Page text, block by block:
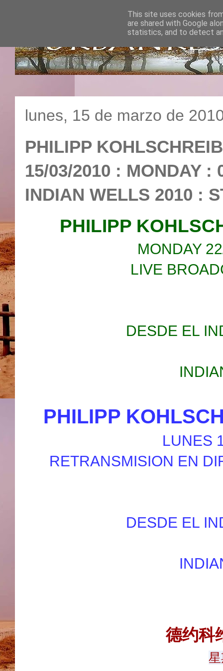
lunes, 15 de marzo de
PHILIPP
15/03/2010 : MONDAY :
INDIAN WELLS 2010 :
PHILIPP
MONDAY
LIVE
DESDE EL
PHILIPP
LUNES
RETRANSMISION EN
DESDE EL
德约科
This site uses cookies
are shared with Google
statistics, and to detect